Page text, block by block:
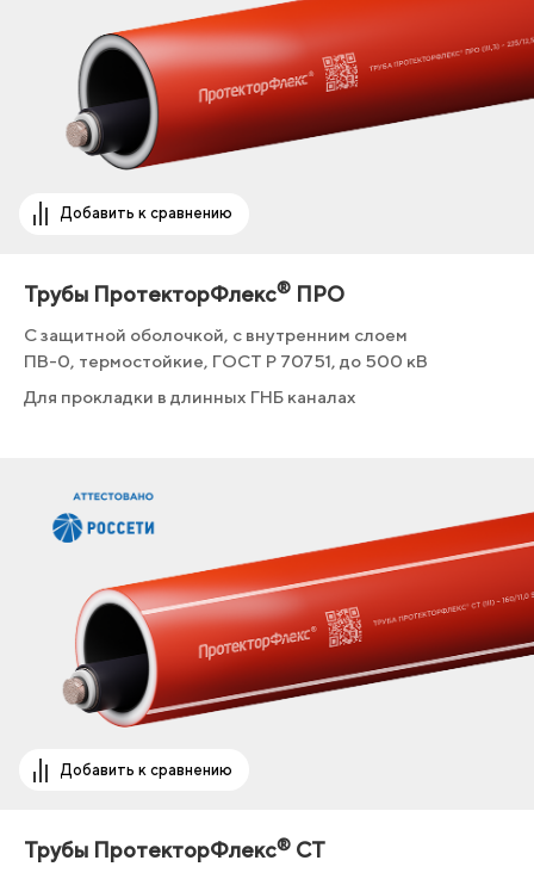
Добавить к сравнению
Трубы ПротекторФлекс® ПРО
С защитной оболочкой, с внутренним слоем
ПВ-0, термостойкие, ГОСТ Р 70751, до 500 кВ
Для прокладки в длинных ГНБ каналах
Добавить к сравнению
Трубы ПротекторФлекс® СТ